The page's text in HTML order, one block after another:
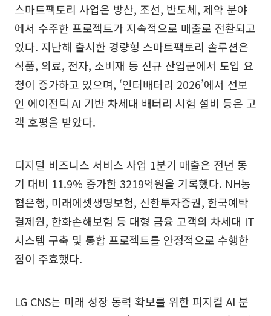
스마트팩토리 사업은 방산, 조선, 반도체, 제약 분야
에서 수주한 프로젝트가 지속적으로 매출로 전환되고
있다. 지난해 출시한 경량형 스마트팩토리 솔루션은
식품, 의료, 전자, 소비재 등 신규 산업군에서 도입 요
청이 증가하고 있으며, ‘인터배터리 2026’에서 선보
인 에이전틱 AI 기반 차세대 배터리 시험 설비 등은 고
객 호평을 받았다.
디지털 비즈니스 서비스 사업 1분기 매출은 전년 동
기 대비 11.9% 증가한 3219억원을 기록했다. NH농
협은행, 미래에셋생명보험, 신한투자증권, 한국예탁
결제원, 한화손해보험 등 대형 금융 고객의 차세대 IT
시스템 구축 및 통합 프로젝트를 안정적으로 수행한
점이 주효했다.
LG CNS는 미래 성장 동력 확보를 위한 피지컬 AI 분